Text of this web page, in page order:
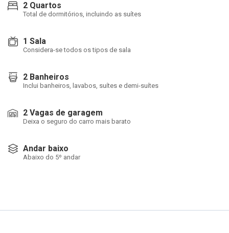
2 Quartos
Total de dormitórios, incluindo as suítes
1 Sala
Considera-se todos os tipos de sala
2 Banheiros
Inclui banheiros, lavabos, suítes e demi-suítes
2 Vagas de garagem
Deixa o seguro do carro mais barato
Andar baixo
Abaixo do 5º andar